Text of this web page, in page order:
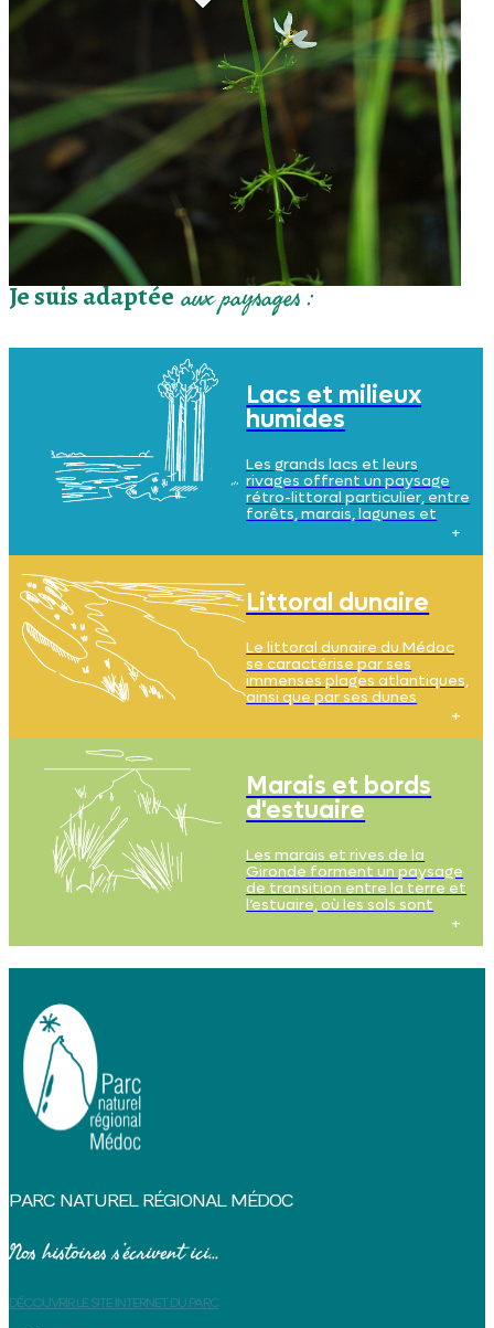
Je suis adaptéeaux paysages :
Lacs et milieux
humides
Les grands lacs et leurs
rivages offrent un paysage
rétro-littoral particulier, entre
forêts, marais, lagunes et
Littoral dunaire
Le littoral dunaire du Médoc
se caractérise par ses
immenses plages atlantiques,
ainsi que par ses dunes
les sols sont sablonneux et
secs.
Marais et bords
d'estuaire
Les marais et rives de la
Gironde forment un paysage
de transition entre la terre et
l’estuaire, où les sols sont
Ils offrent un habitat privilégié
PARC NATUREL RÉGIONAL MÉDOC
Nos histoires s’écrivent ici...
DÉCOUVRIR LE SITE INTERNET DU PARC